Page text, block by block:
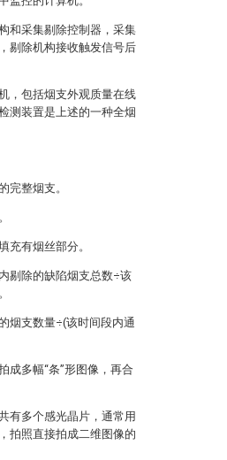
和采集剔除控制器，采集
剔除机构接收触发信号后
，包括烟支外观质量在线
测装置是上述的一种全烟
完整烟支。
充有烟丝部分。
剔除的缺陷烟支总数÷该
烟支数量÷(该时间段内通
成多幅“条”形图像，再合
有多个感光晶片，通常用
拍照直接拍成二维图像的